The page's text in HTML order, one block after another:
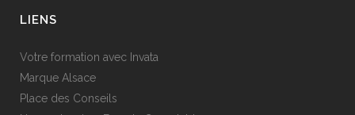
LIENS
Votre formation avec Invata
Marque Alsace
Place des Conseils